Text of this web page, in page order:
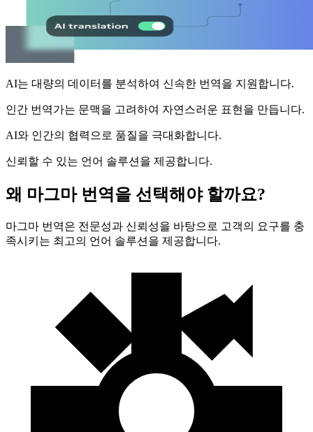
AI는 대량의 데이터를 분석하여 신속한 번역을 지원합니다.
인간 번역가는 문맥을 고려하여 자연스러운 표현을 만듭니다.
AI와 인간의 협력으로 품질을 극대화합니다.
신뢰할 수 있는 언어 솔루션을 제공합니다.
왜 마그마 번역을 선택해야 할까요?
마그마 번역은 전문성과 신뢰성을 바탕으로 고객의 요구를 충
족시키는 최고의 언어 솔루션을 제공합니다.